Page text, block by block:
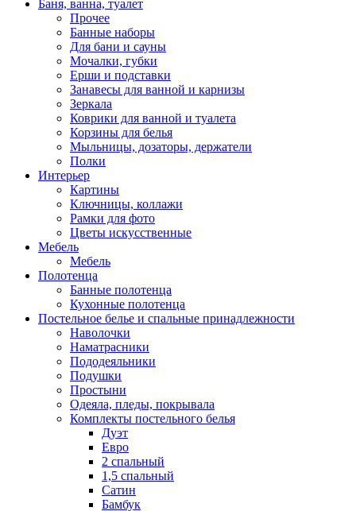
Баня, ванна, туалет
Прочее
Банные наборы
Для бани и сауны
Мочалки, губки
Ерши и подставки
Занавесы для ванной и карнизы
Зеркала
Коврики для ванной и туалета
Корзины для белья
Мыльницы, дозаторы, держатели
Полки
Интерьер
Картины
Ключницы, коллажи
Рамки для фото
Цветы искусственные
Мебель
Мебель
Полотенца
Банные полотенца
Кухонные полотенца
Постельное белье и спальные принадлежности
Наволочки
Наматрасники
Пододеяльники
Подушки
Простыни
Одеяла, пледы, покрывала
Комплекты постельного белья
Дуэт
Евро
2 спальный
1,5 спальный
Сатин
Бамбук